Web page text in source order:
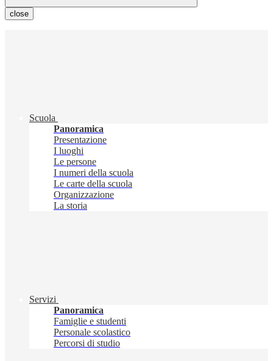
close
Scuola
Panoramica
Presentazione
I luoghi
Le persone
I numeri della scuola
Le carte della scuola
Organizzazione
La storia
Servizi
Panoramica
Famiglie e studenti
Personale scolastico
Percorsi di studio